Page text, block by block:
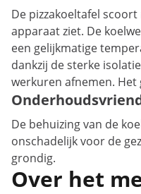
De pizzakoeltafel
apparaat ziet. De
een gelijkmatige
dankzij de sterke
werkuren afnemen.
De behuizing van de
onschadelijk voor de
grondig.
Over het